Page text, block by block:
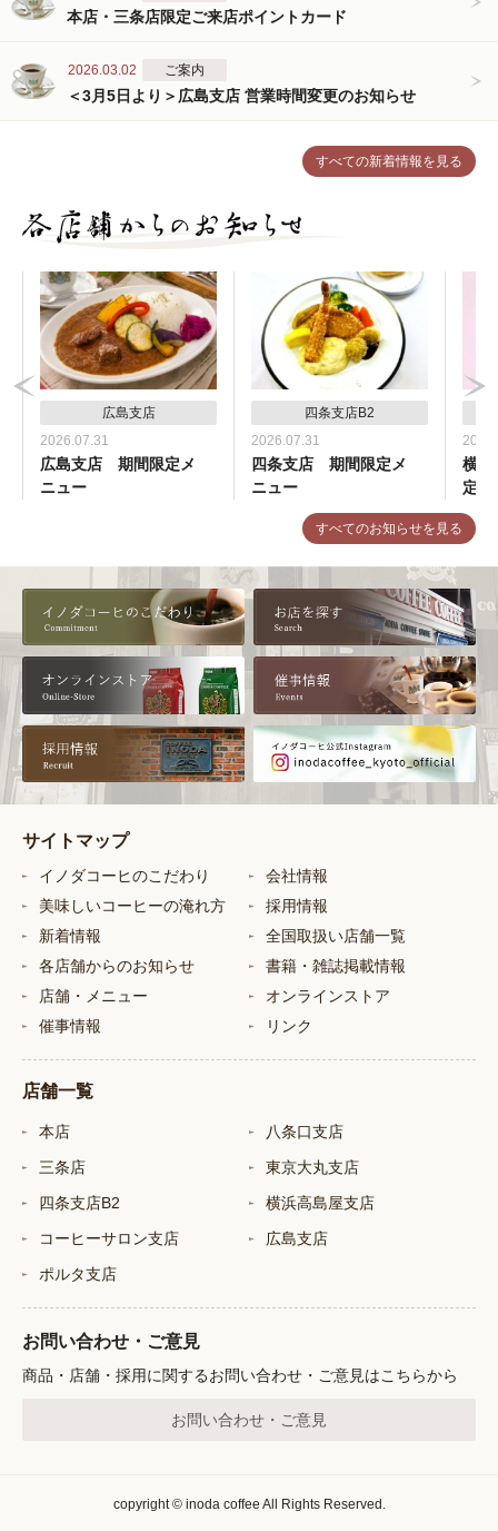
すべての新着情報を見る
本店・三条店限定ご来店ポイントカード
2026.03.02 ご案内
＜3月5日より＞広島支店 営業時間変更のお知らせ
すべてのお知らせを見る
広島支店
2026.07.31
広島支店 期間限定メ
ニュー
四条支店B2
2026.07.31
四条支店 期間限定メ
ニュー
横
定メ
サイトマップ
イノダコーヒのこだわり
美味しいコーヒーの淹れ方
新着情報
各店舗からのお知らせ
店舗・メニュー
催事情報
会社情報
採用情報
全国取扱い店舗一覧
書籍・雑誌掲載情報
オンラインストア
リンク
店舗一覧
本店
三条店
四条支店B2
コーヒーサロン支店
ポルタ支店
八条口支店
東京大丸支店
横浜高島屋支店
広島支店
お問い合わせ・ご意見
商品・店舗・採用に関するお問い合わせ・ご意見はこちらから
お問い合わせ・ご意見
copyright © inoda coffee All Rights Reserved.